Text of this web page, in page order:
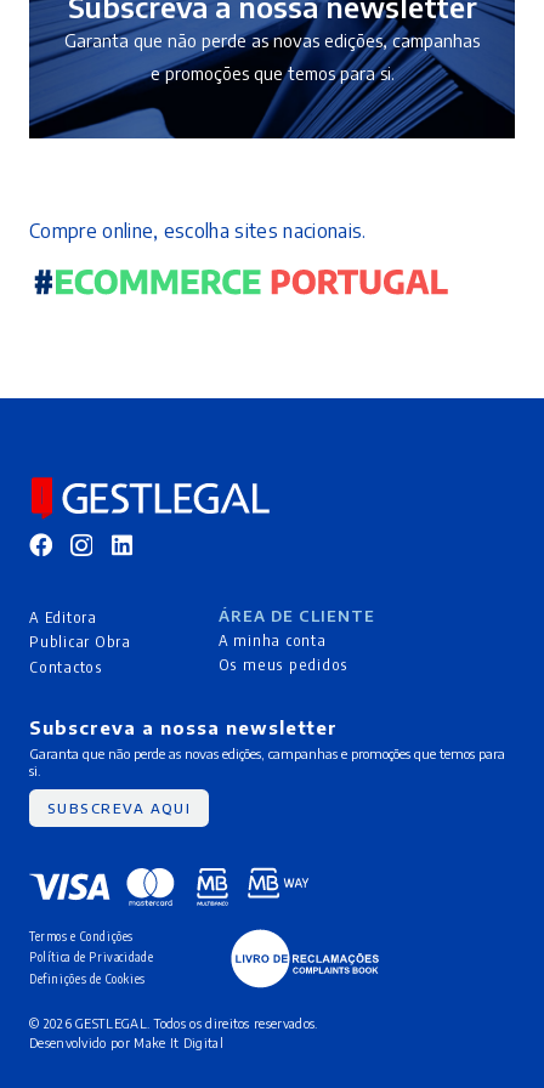
Garanta que não perde as novas edições, campanhas
e promoções que temos para si.
Compre online, escolha sites nacionais.
A Editora
Publicar Obra
Contactos
ÁREA DE CLIENTE
A minha conta
Os meus pedidos
Subscreva a nossa newsletter
Garanta que não perde as novas edições, campanhas e promoções que temos para
si.
SUBSCREVA AQUI
Termos e Condições
Política de Privacidade
Definições de Cookies
© 2026 GESTLEGAL. Todos os direitos reservados.
Desenvolvido por Make It Digital